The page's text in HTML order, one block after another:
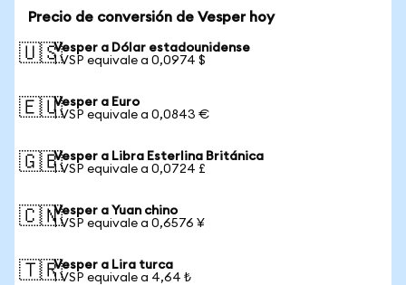
Precio de conversión de Vesper hoy
🇺🇸Vesper a Dólar estadounidense
1 VSP equivale a 0,0974 $
🇪🇺Vesper a Euro
1 VSP equivale a 0,0843 €
🇬🇧Vesper a Libra Esterlina Británica
1 VSP equivale a 0,0724 £
🇨🇳Vesper a Yuan chino
1 VSP equivale a 0,6576 ¥
🇹🇷Vesper a Lira turca
1 VSP equivale a 4,64 ₺